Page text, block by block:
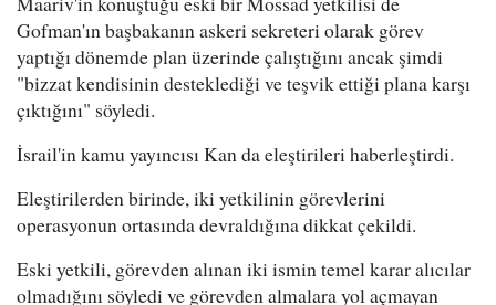
Gofman'ın başbakanın askeri sekreteri olarak görev
yaptığı dönemde plan üzerinde çalıştığını ancak şimdi
"bizzat kendisinin desteklediği ve teşvik ettiği plana karşı
çıktığını" söyledi.
İsrail'in kamu yayıncısı Kan da eleştirileri haberleştirdi.
Eleştirilerden birinde, iki yetkilinin görevlerini
operasyonun ortasında devraldığına dikkat çekildi.
Eski yetkili, görevden alınan iki ismin temel karar alıcılar
olmadığını söyledi ve görevden almalara yol açmayan